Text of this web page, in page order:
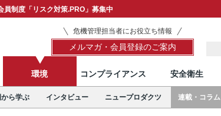
制度「リスク対策.PRO」募集中
危機管理担当者にお役立ち情報
メルマガ・会員登録のご案内
環境 コンプライアンス 安全衛生
ら学ぶ インタビュー ニュープロダクツ 連載・コラム